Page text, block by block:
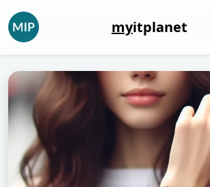
myitplanet